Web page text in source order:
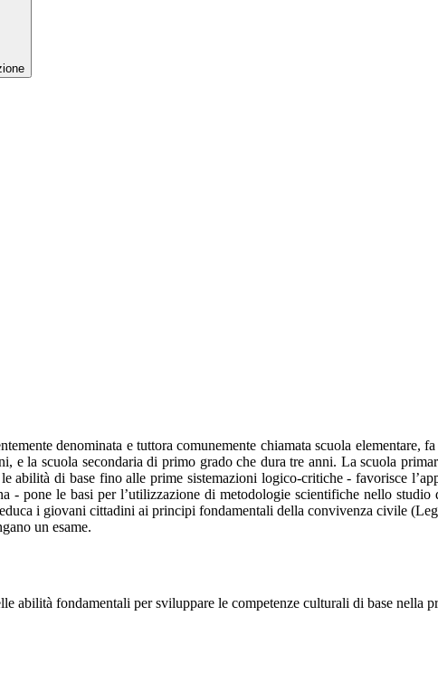
denominata e tuttora comunemente chiamata scuola
e la scuola secondaria di primo grado che dura tre anni. La scuola
abilità di base fino alle prime sistemazioni logico-critiche - favorisce
- pone le basi per l’utilizzazione di metodologie scientifiche nello
i giovani cittadini ai principi fondamentali della convivenza civile
un esame.
abilità fondamentali per sviluppare le competenze culturali di base nella